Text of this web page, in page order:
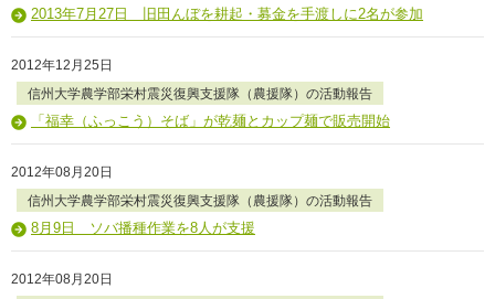
2013年7月27日 旧田んぼを耕起・募金を手渡しに2名が参加
2012年12月25日
信州大学農学部栄村震災復興支援隊（農援隊）の活動報告
「福幸（ふっこう）そば」が乾麺とカップ麺で販売開始
2012年08月20日
信州大学農学部栄村震災復興支援隊（農援隊）の活動報告
8月9日 ソバ播種作業を8人が支援
2012年08月20日